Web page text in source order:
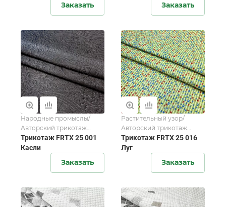
Заказать Заказать
Народные промыслы/
Авторский трикотаж
FORTEX-2025
Трикотаж FRTX 25 001
Касли
Заказать
Растительный узор/
Авторский трикотаж
FORTEX-2025
Трикотаж FRTX 25 016
Луг
Заказать